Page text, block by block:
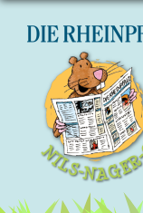
Skip